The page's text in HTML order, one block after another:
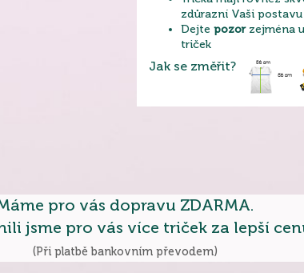
zdůrazní Vaši postavu
Dejte pozorzejména
triček
Jak se změřit?
pro vás dopravu ZDARMA.
jsme pro vás více triček za lepší
(Při platbě bankovním převodem)